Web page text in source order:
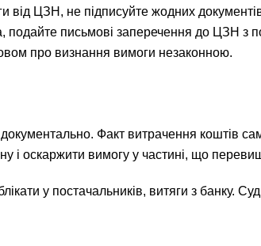
ЦЗН, не підписуйте жодних документів
подайте письмові заперечення до ЦЗН
про визнання вимоги незаконною.
Факт витрачення коштів
і оскаржити вимогу у частині, що
у постачальників, витяги з банку.